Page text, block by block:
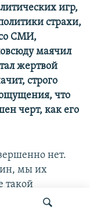
игр,
страхи,
со СМИ,
маячил
жертвой
строго
ощущения, что
черт, как его
нет.
мы их
такой
бы вообще